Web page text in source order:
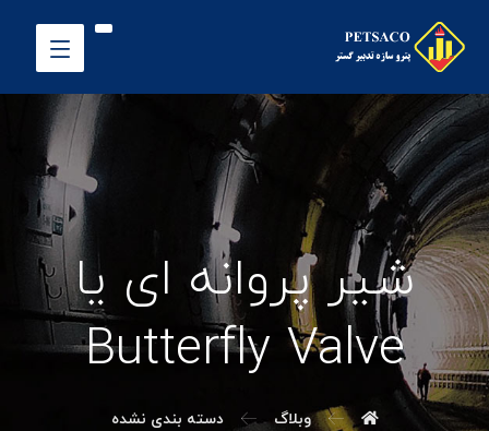
شیر پروانه ای یا
Butterfly Valve
وبلاگ دسته بندی نشده